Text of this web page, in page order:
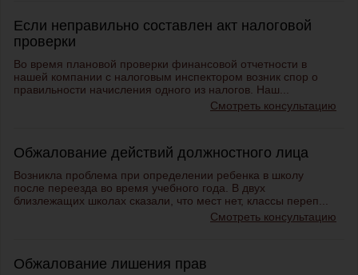
Если неправильно составлен акт налоговой
проверки
Во время плановой проверки финансовой отчетности в
нашей компании с налоговым инспектором возник спор о
правильности начисления одного из налогов. Наш...
Смотреть консультацию
Обжалование действий должностного лица
Возникла проблема при определении ребенка в школу
после переезда во время учебного года. В двух
близлежащих школах сказали, что мест нет, классы переп...
Смотреть консультацию
Обжалование лишения прав